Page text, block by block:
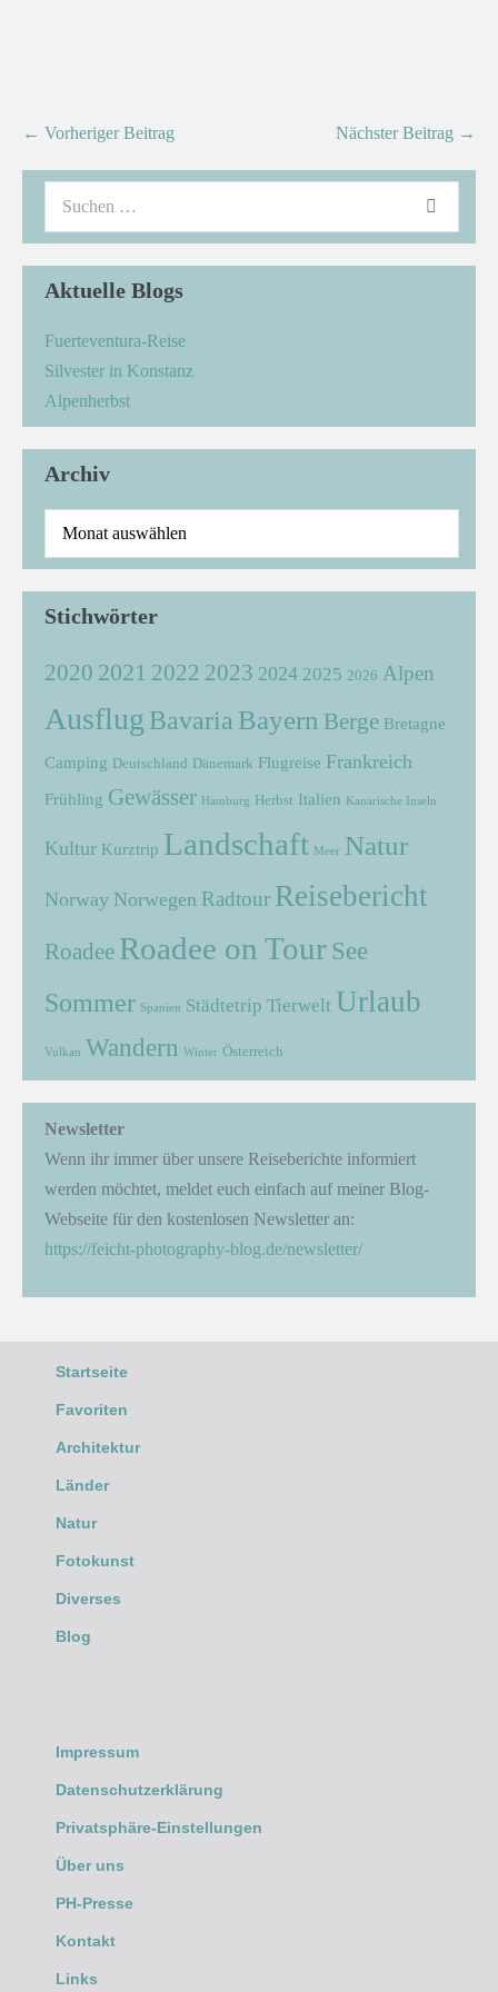
← Vorheriger Beitrag Nächster Beitrag →
Aktuelle Blogs
Fuerteventura-Reise
Silvester in Konstanz
Alpenherbst
Archiv
Stichwörter
2020 2021 2022 2023 2024 2025 2026 Alpen
Ausflug Bavaria Bayern Berge Bretagne
Camping Deutschland Dänemark Flugreise Frankreich
Frühling Gewässer Hamburg Herbst Italien Kanarische Inseln
Kultur Kurztrip Landschaft Meer Natur
Norway Norwegen Radtour Reisebericht
Roadee Roadee on Tour See
Sommer Spanien Städtetrip Tierwelt Urlaub
Vulkan Wandern Winter Österreich
Newsletter
Wenn ihr immer über unsere Reiseberichte informiert
werden möchtet, meldet euch einfach auf meiner Blog-
Webseite für den kostenlosen Newsletter an:
https://feicht-photography-blog.de/newsletter/
Startseite
Favoriten
Architektur
Länder
Natur
Fotokunst
Diverses
Blog
Impressum
Datenschutzerklärung
Privatsphäre-Einstellungen
Über uns
PH-Presse
Kontakt
Links